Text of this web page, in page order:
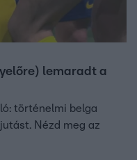
lemaradt a
történelmi belga
Nézd meg az